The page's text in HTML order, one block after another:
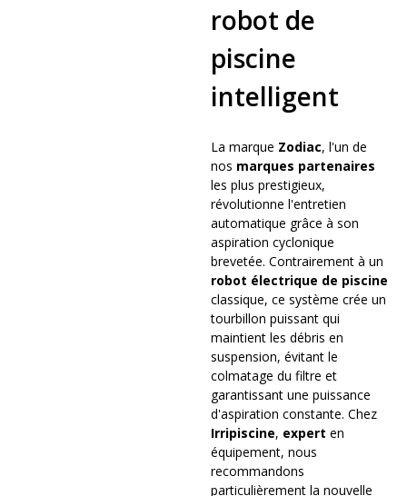
robot de
piscine
intelligent
La marque Zodiac, l'un de
nos marques partenaires
les plus prestigieux,
révolutionne l'entretien
automatique grâce à son
aspiration cyclonique
brevetée. Contrairement à un
robot électrique de piscine
classique, ce système crée un
tourbillon puissant qui
maintient les débris en
suspension, évitant le
colmatage du filtre et
garantissant une puissance
d'aspiration constante. Chez
Irripiscine, expert en
équipement, nous
recommandons
particulièrement la nouvelle